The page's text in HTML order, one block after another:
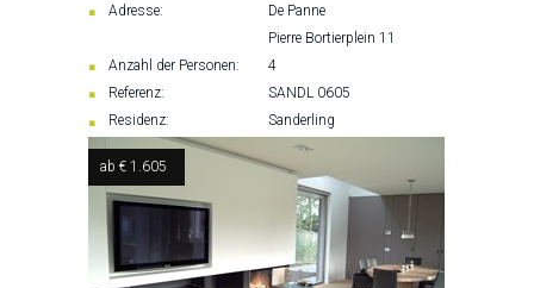
Adresse:
De Panne
Pierre Bortierplein 11
Anzahl der Personen:
4
Referenz:
SANDL 0605
Residenz:
Sanderling
ab € 1.605